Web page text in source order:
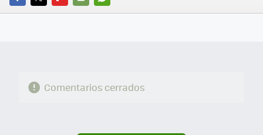
FACEBOOK
TWITTERFLIPBOARD
E-
WHATSAPP
Comentarios cerrados